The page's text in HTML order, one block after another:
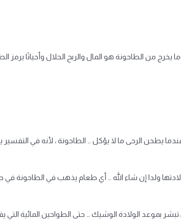
من الطاحونة هو المال والربح الحلال وأحيانًا يرمز
عندما يطحن الرحى ما لا يؤكل … الطاحونة ، لأنه في
ولدا إن شاء الله … أي طعام يذهب في الطاحونة في
بموعد الولادة الوشيك … حتى الطواحين المائية التي